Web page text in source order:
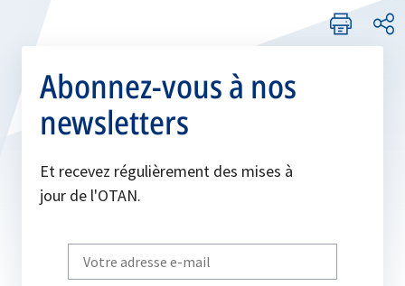
Abonnez-vous à nos
newsletters
Et recevez régulièrement des mises à
jour de l'OTAN.
Write
your